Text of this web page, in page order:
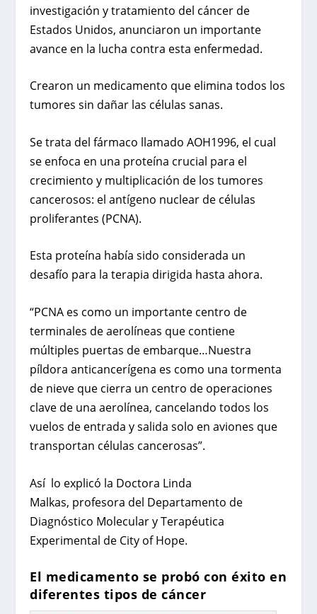
investigación y tratamiento del cáncer de
Estados Unidos, anunciaron un importante
avance en la lucha contra esta enfermedad.
Crearon un medicamento que elimina todos los
tumores sin dañar las células sanas.
Se trata del fármaco llamado AOH1996, el cual
se enfoca en una proteína crucial para el
crecimiento y multiplicación de los tumores
cancerosos: el antígeno nuclear de células
proliferantes (PCNA).
Esta proteína había sido considerada un
desafío para la terapia dirigida hasta ahora.
“PCNA es como un importante centro de
terminales de aerolíneas que contiene
múltiples puertas de embarque…Nuestra
píldora anticancerígena es como una tormenta
de nieve que cierra un centro de operaciones
clave de una aerolínea, cancelando todos los
vuelos de entrada y salida solo en aviones que
transportan células cancerosas”.
Así lo explicó la Doctora Linda
Malkas, profesora del Departamento de
Diagnóstico Molecular y Terapéutica
Experimental de City of Hope.
El medicamento se probó con éxito en
diferentes tipos de cáncer